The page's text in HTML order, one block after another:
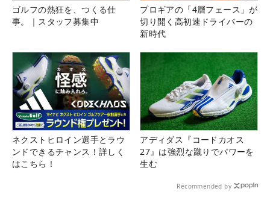
ゴルフの熱狂を、つくる仕
事。｜スタッフ募集中
プロギアの「4層フェース」が
切り開く高初速ドライバーの
新時代
ネクストヒロイン選手とラウ
ンドできるチャンス！詳しく
はこちら！
アディダス『コードカオス
27』は強烈な蹴りでパワーを
生む
Recommended by